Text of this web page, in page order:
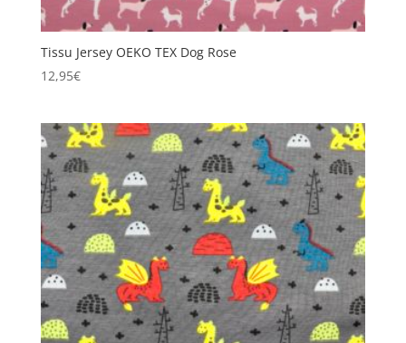
Tissu Jersey OEKO TEX Dog Rose
12,95€